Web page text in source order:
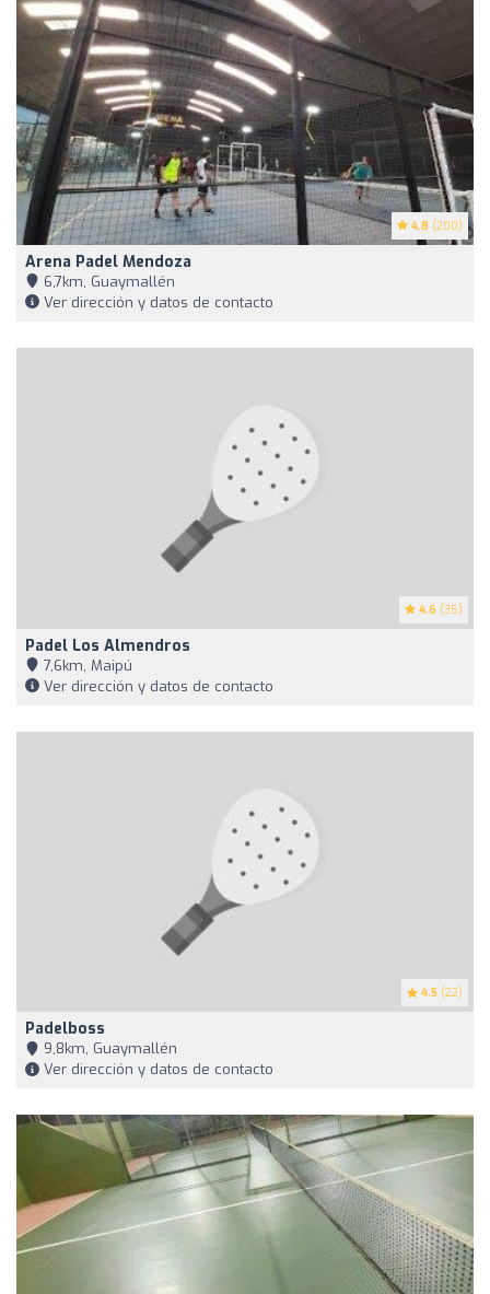
4.8 (200)
Arena Padel Mendoza
6,7km, Guaymallén
Ver dirección y datos de contacto
4.6 (35)
Padel Los Almendros
7,6km, Maipú
Ver dirección y datos de contacto
4.5 (22)
Padelboss
9,8km, Guaymallén
Ver dirección y datos de contacto